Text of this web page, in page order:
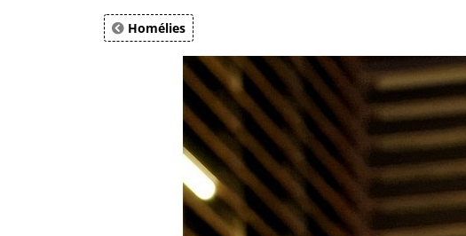
Homélies